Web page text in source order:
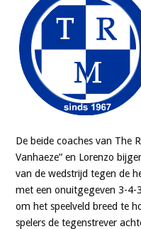
De beide coaches van The
Vanhaeze” en Lorenzo
van de wedstrijd tegen de
met een onuitgegeven 3-4-
om het speelveld breed te
spelers de tegenstrever